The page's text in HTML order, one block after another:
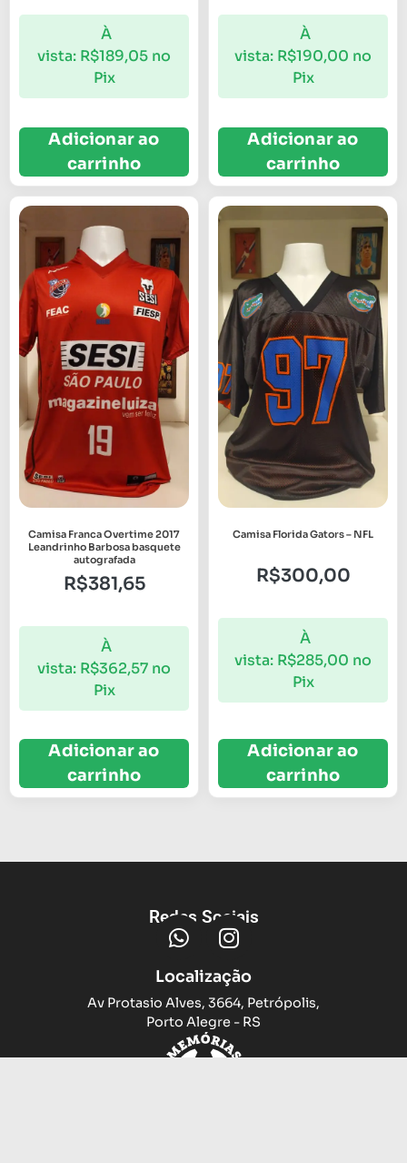
À
vista: R$189,05 no
Pix
Adicionar ao
carrinho
À
vista: R$190,00 no
Pix
Adicionar ao
carrinho
Camisa Franca Overtime 2017
Leandrinho Barbosa basquete
autografada
R$381,65
À
vista: R$362,57 no
Pix
Adicionar ao
carrinho
Camisa Florida Gators – NFL
R$300,00
À
vista: R$285,00 no
Pix
Adicionar ao
carrinho
Redes Sociais
Localização
Av Protasio Alves, 3664, Petrópolis,
Porto Alegre - RS